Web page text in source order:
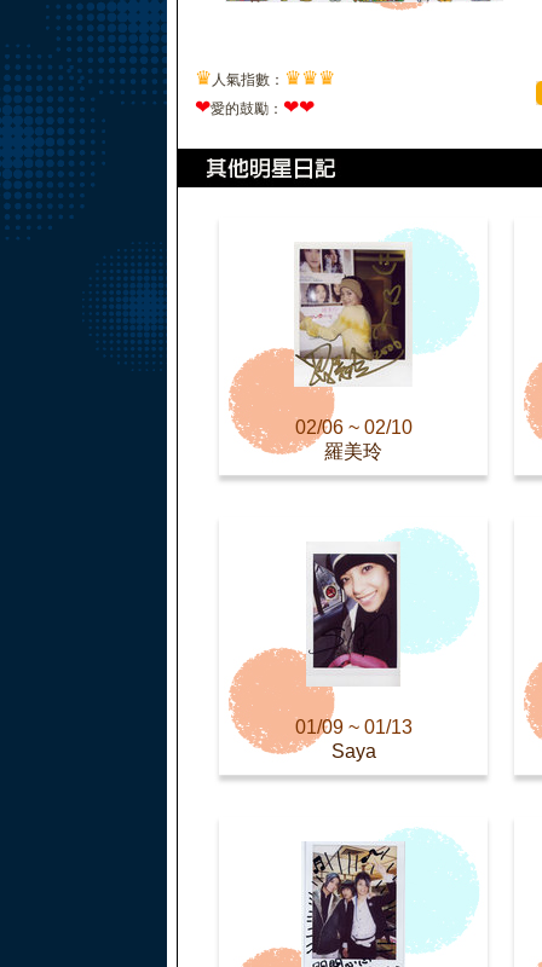
♛ 人氣指數： ♛♛♛
❤愛的鼓勵： ❤❤
02/06 ~ 02/10
羅美玲
01/09 ~ 01/13
Saya